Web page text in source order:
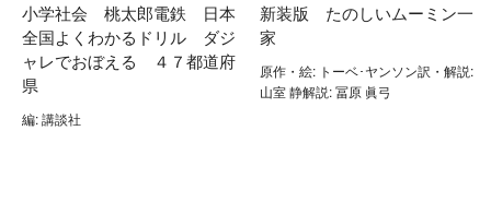
小学社会 桃太郎電鉄 日本
全国よくわかるドリル ダジ
ャレでおぼえる ４７都道府
県
編: 講談社
新装版 たのしいムーミン一
家
原作・絵: トーベ･ヤンソン訳・解説:
山室 静解説: 冨原 眞弓